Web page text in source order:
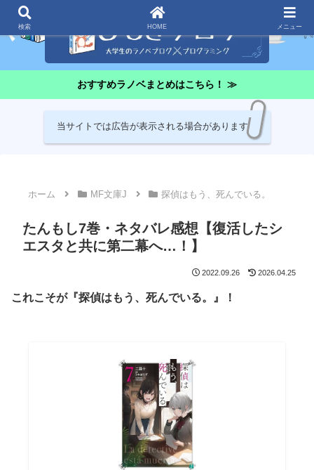
おすすめラノベまとめはこちら！ ≫
当サイトでは広告が表示される場合があります
ホーム MF文庫J 探偵はもう、死んでいる。
たんもし7巻・ネタバレ感想【復活したシ
エスタと共に第二幕へ…！】
2022.09.26 2026.04.25
これこそが『探偵はもう、死んでいる。』！
検索 HOME メニュー